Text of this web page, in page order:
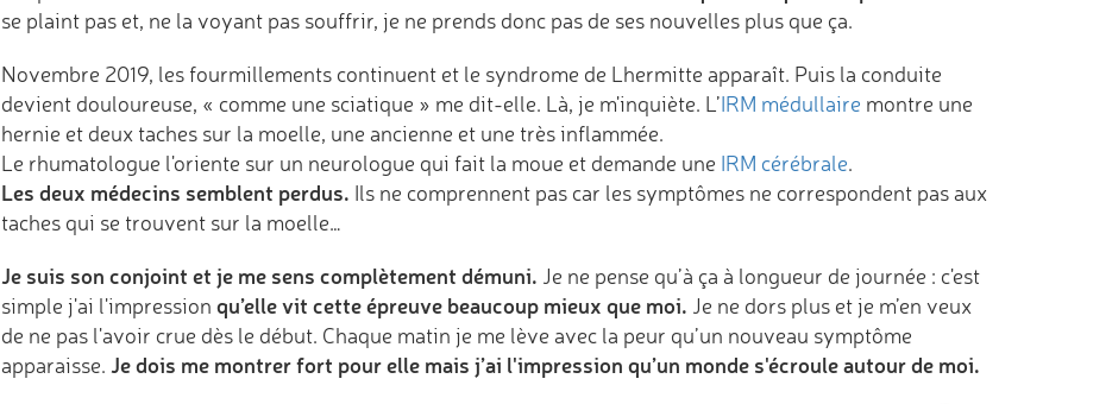
se plaint pas et, ne la voyant pas souffrir, je ne prends donc pas de ses nouvelles plus que ça.
Novembre 2019, les fourmillements continuent et le syndrome de Lhermitte apparaît. Puis la conduite
devient douloureuse, « comme une sciatique » me dit-elle. Là, je m'inquiète. L’IRM médullaire montre une
hernie et deux taches sur la moelle, une ancienne et une très inflammée.
Le rhumatologue l'oriente sur un neurologue qui fait la moue et demande une IRM cérébrale.
Les deux médecins semblent perdus. Ils ne comprennent pas car les symptômes ne correspondent pas aux
taches qui se trouvent sur la moelle…
Je suis son conjoint et je me sens complètement démuni. Je ne pense qu’à ça à longueur de journée : c'est
simple j'ai l'impression qu’elle vit cette épreuve beaucoup mieux que moi. Je ne dors plus et je m’en veux
de ne pas l'avoir crue dès le début. Chaque matin je me lève avec la peur qu’un nouveau symptôme
apparaisse. Je dois me montrer fort pour elle mais j’ai l'impression qu’un monde s'écroule autour de moi.